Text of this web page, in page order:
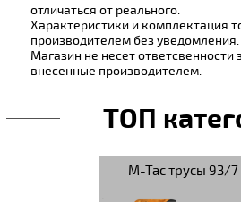
отличаться от реального.
Характеристики и комплектация
производителем без уведомления.
Магазин не несет ответсвенности
внесенные производителем.
ТОП
M-Tac трусы 93/7 Black